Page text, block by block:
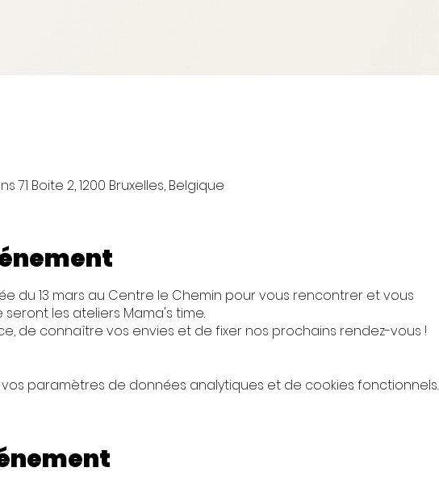
71 Boite 2, 1200 Bruxelles, Belgique
du 13 mars au Centre le Chemin pour vous rencontrer et vous
les ateliers Mama's time.
de connaître vos envies et de fixer nos prochains rendez-vous !
paramètres de données analytiques et de cookies fonctionnels.